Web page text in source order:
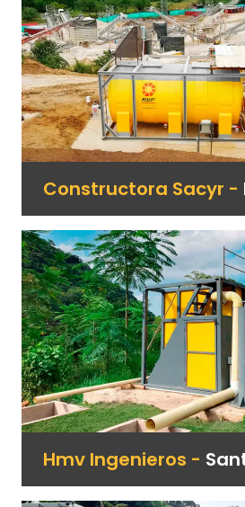
Constructora Sacyr -
Hmv Ingenieros -